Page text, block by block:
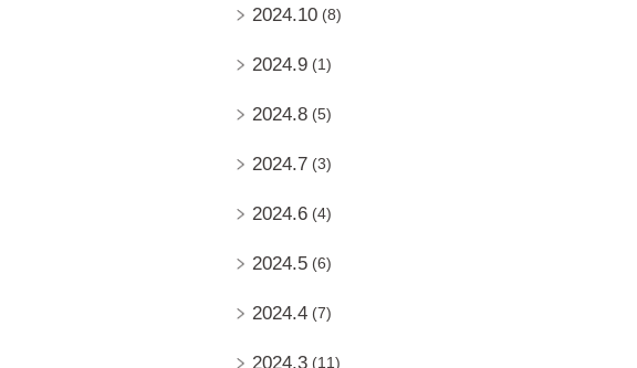
2024.10 (8)
2024.9 (1)
2024.8 (5)
2024.7 (3)
2024.6 (4)
2024.5 (6)
2024.4 (7)
2024.3 (11)